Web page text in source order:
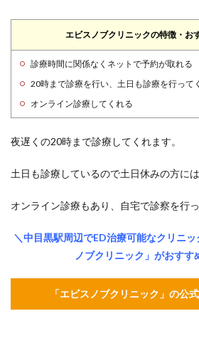
エビスノブクリニックの特徴・お
診療時間に関係なくネットで予約が取れる
20時まで診療を行い、土日も診療を行って
オンライン診療してくれる
夜遅くの20時まで診療してくれます。
土日も診療しているので土日休みの方に
オンライン診療もあり、自宅で診察を行っ
＼中目黒駅周辺でED治療可能なクリニ
ノブクリニック」がおすす
「エビスノブクリニック」の公